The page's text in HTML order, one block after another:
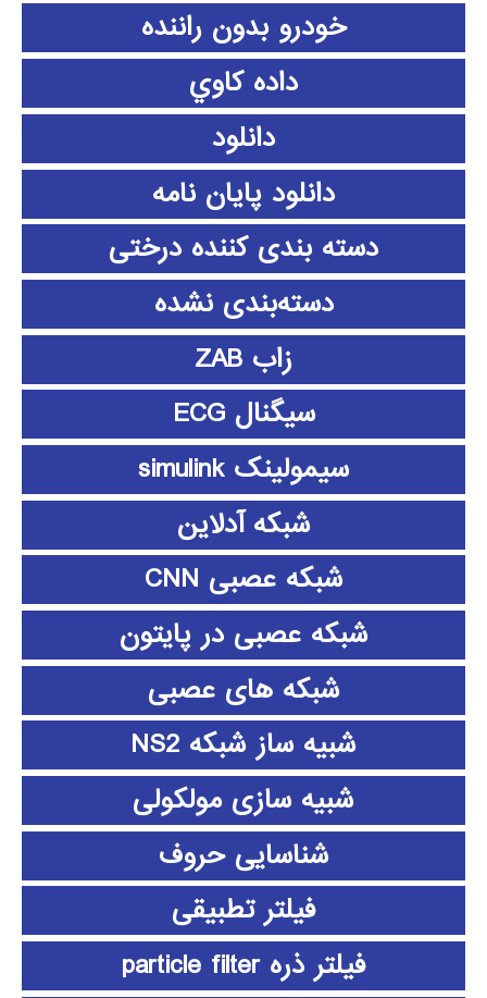
خودرو بدون راننده
داده كاوي
دانلود
دانلود پايان نامه
دسته بندی کننده درختی
دسته‌بندی نشده
زاب ZAB
سیگنال ECG
سیمولینک simulink
شبکه آدلاین
شبکه عصبی CNN
شبکه عصبی در پایتون
شبکه های عصبی
شبیه ساز شبکه NS2
شبیه سازی مولکولی
شناسایی حروف
فیلتر تطبیقی
فیلتر ذره particle filter